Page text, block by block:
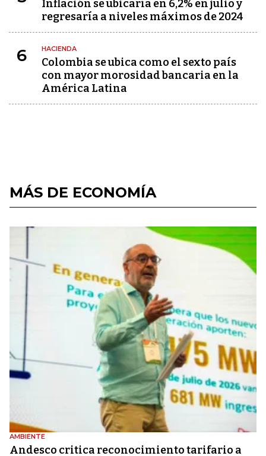
Inflación se ubicaría en 6,2% en julio y
regresaría a niveles máximos de 2024
6 HACIENDA
Colombia se ubica como el sexto país
con mayor morosidad bancaria en la
América Latina
MÁS DE ECONOMÍA
AMBIENTE
Andesco critica reconocimiento tarifario a